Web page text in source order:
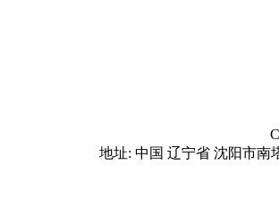
地址: 中国 辽宁省 沈阳市南